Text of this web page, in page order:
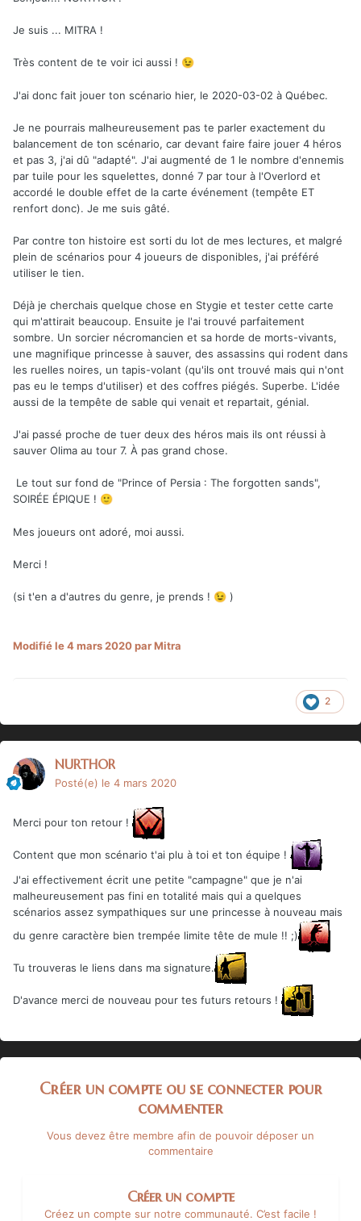
Je suis ... MITRA !
Très content de te voir ici aussi ! 😉
J'ai donc fait jouer ton scénario hier, le 2020-03-02 à Québec.
Je ne pourrais malheureusement pas te parler exactement du
balancement de ton scénario, car devant faire faire jouer 4 héros
et pas 3, j'ai dû "adapté". J'ai augmenté de 1 le nombre d'ennemis
par tuile pour les squelettes, donné 7 par tour à l'Overlord et
accordé le double effet de la carte événement (tempête ET
renfort donc). Je me suis gâté.
Par contre ton histoire est sorti du lot de mes lectures, et malgré
plein de scénarios pour 4 joueurs de disponibles, j'ai préféré
utiliser le tien.
Déjà je cherchais quelque chose en Stygie et tester cette carte
qui m'attirait beaucoup. Ensuite je l'ai trouvé parfaitement
sombre. Un sorcier nécromancien et sa horde de morts-vivants,
une magnifique princesse à sauver, des assassins qui rodent dans
les ruelles noires, un tapis-volant (qu'ils ont trouvé mais qui n'ont
pas eu le temps d'utiliser) et des coffres piégés. Superbe. L'idée
aussi de la tempête de sable qui venait et repartait, génial.
J'ai passé proche de tuer deux des héros mais ils ont réussi à
sauver Olima au tour 7. À pas grand chose.
Le tout sur fond de "Prince of Persia : The forgotten sands",
SOIRÉE ÉPIQUE ! 🙂
Mes joueurs ont adoré, moi aussi.
Merci !
(si t'en a d'autres du genre, je prends ! 😉 )
Modifiéle 4 mars 2020par Mitra
2
NURTHOR
Posté(e) le 4 mars 2020
Merci pour ton retour !
Content que mon scénario t'ai plu à toi et ton équipe !
J'ai effectivement écrit une petite "campagne" que je n'ai
malheureusement pas fini en totalité mais qui a quelques
scénarios assez sympathiques sur une princesse à nouveau mais
du genre caractère bien trempée limite tête de mule !! ;)
Tu trouveras le liens dans ma signature.
D'avance merci de nouveau pour tes futurs retours !
Créer un compte ou se connecter pour
commenter
Vous devez être membre afin de pouvoir déposer un
commentaire
Créer un compte
Créez un compte sur notre communauté. C’est facile !